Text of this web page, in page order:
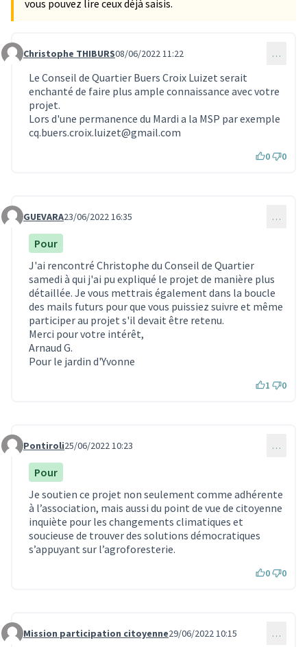
vous pouvez lire ceux déjà saisis.
Commentaire 1646
Christophe THIBURS08/06/2022 11:22 …
Le Conseil de Quartier Buers Croix Luizet serait
enchanté de faire plus ample connaissance avec votre
projet.
Lors d'une permanence du Mardi a la MSP par exemple
cq.buers.croix.luizet@gmail.com
0 0
Commentaire 1873
GUEVARA23/06/2022 16:35 …
Pour
J'ai rencontré Christophe du Conseil de Quartier
samedi à qui j'ai pu expliqué le projet de manière plus
détaillée. Je vous mettrais également dans la boucle
des mails futurs pour que vous puissiez suivre et même
participer au projet s'il devait être retenu.
Merci pour votre intérêt,
Arnaud G.
Pour le jardin d'Yvonne
1 0
Commentaire 1913
Pontiroli25/06/2022 10:23 …
Pour
Je soutien ce projet non seulement comme adhérente
à l’association, mais aussi du point de vue de citoyenne
inquiète pour les changements climatiques et
soucieuse de trouver des solutions démocratiques
s’appuyant sur l’agroforesterie.
0 0
Commentaire 1931
Mission participation citoyenne29/06/2022 10:15 …